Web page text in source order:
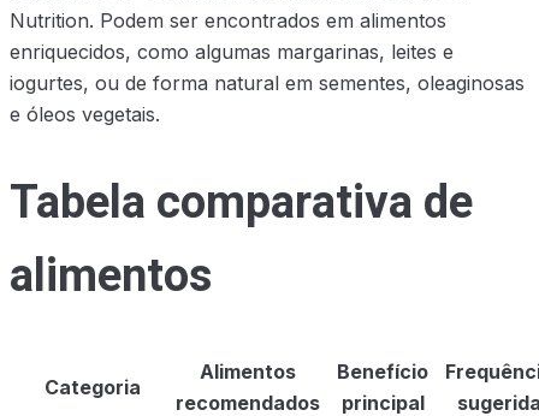
Nutrition. Podem ser encontrados em alimentos
enriquecidos, como algumas margarinas, leites e
iogurtes, ou de forma natural em sementes, oleaginosas
e óleos vegetais.
Tabela comparativa de
alimentos
Categoria
Alimentos
recomendados
Benefício
principal